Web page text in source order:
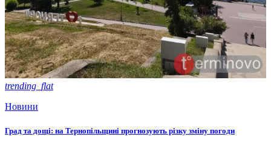
trending_flat
Новини
Град та дощі: на Тернопільщині прогнозують різку зміну погоди